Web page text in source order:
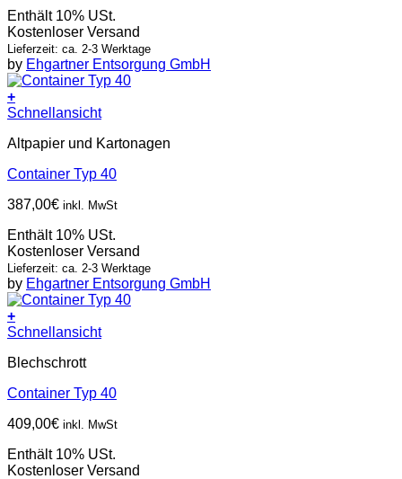
Enthält 10% USt.
Kostenloser Versand
Lieferzeit: ca. 2-3 Werktage
by Ehgartner Entsorgung GmbH
+
Schnellansicht
Altpapier und Kartonagen
Container Typ 40
387,00€ inkl. MwSt
Enthält 10% USt.
Kostenloser Versand
Lieferzeit: ca. 2-3 Werktage
by Ehgartner Entsorgung GmbH
+
Schnellansicht
Blechschrott
Container Typ 40
409,00€ inkl. MwSt
Enthält 10% USt.
Kostenloser Versand